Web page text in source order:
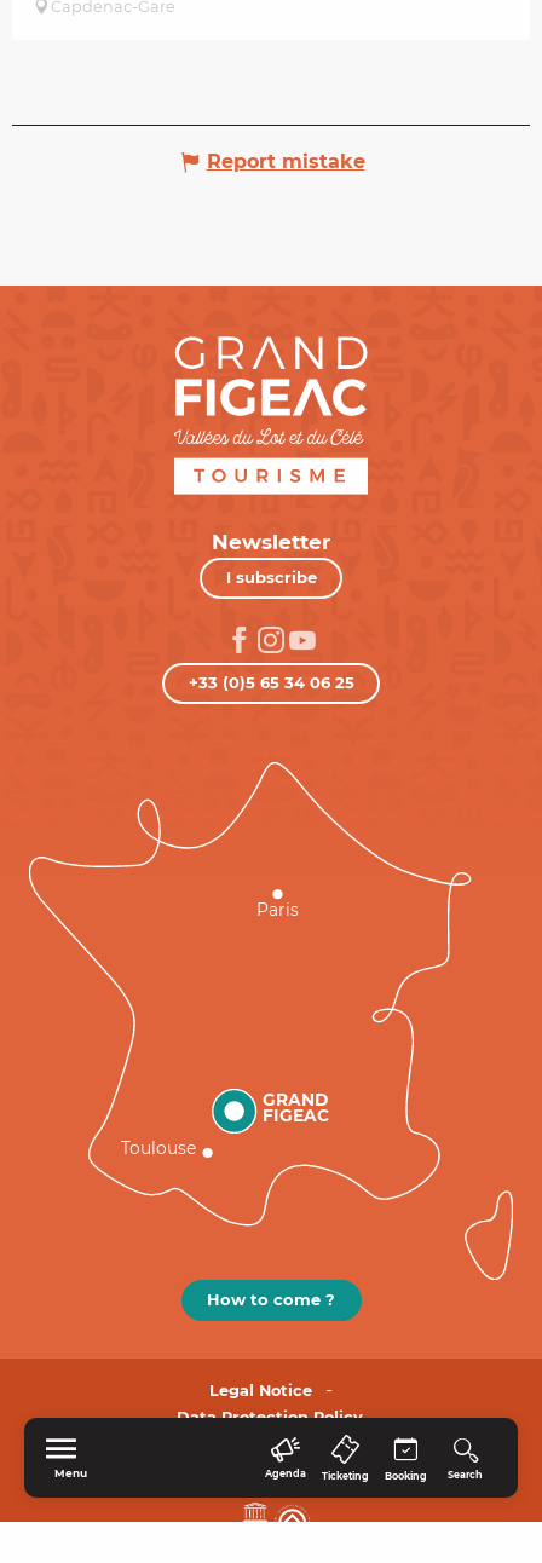
Menu Agenda Ticketing Booking Search
Capdenac-Gare
Report mistake
Newsletter
I subscribe
+33 (0)5 65 34 06 25
GRAND
FIGEAC
Toulouse
Paris
How to come ?
Legal Notice
Data Protection Policy.